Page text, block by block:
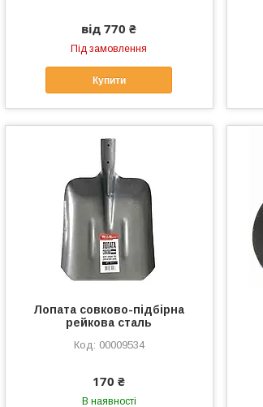
від 770 ₴
Під замовлення
Купити
Лопата совково-підбірна
рейкова сталь
00009534
170 ₴
В наявності